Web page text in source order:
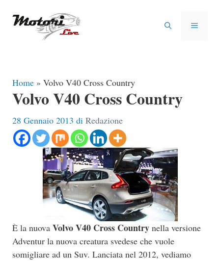
MENU
Home » Volvo V40 Cross Country
Volvo V40 Cross Country
28 Gennaio 2013 di Redazione
È la nuova Volvo V40 Cross Country nella versione
Adventur la nuova creatura svedese che vuole
somigliare ad un Suv. Lanciata nel 2012, vediamo